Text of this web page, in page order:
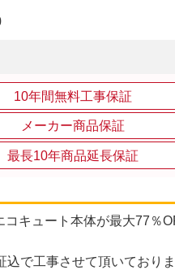
10年間無料工事保証
メーカー商品保証
最長10年商品延長保証
コキュート本体が最大77％
込で工事させて頂いておりま